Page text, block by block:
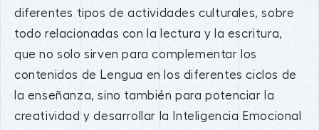
diferentes tipos de actividades culturales, sobre
todo relacionadas con la lectura y la escritura,
que no solo sirven para complementar los
contenidos de Lengua en los diferentes ciclos de
la enseñanza, sino también para potenciar la
creatividad y desarrollar la Inteligencia Emocional